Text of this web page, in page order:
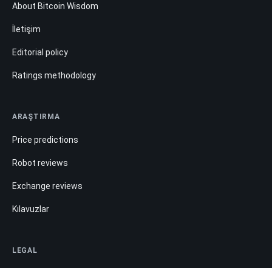
About Bitcoin Wisdom
İletişim
Editorial policy
Ratings methodology
ARAŞTIRMA
Price predictions
Robot reviews
Exchange reviews
Kılavuzlar
LEGAL